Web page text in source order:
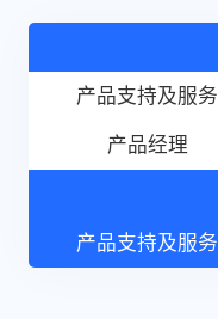
产品支持及服务
产品经理
产品支持及服务